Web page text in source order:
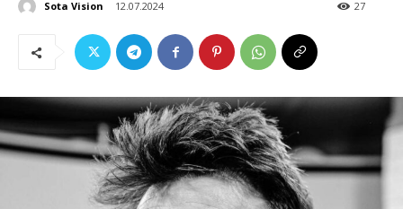
Sota Vision 12.07.2024 27